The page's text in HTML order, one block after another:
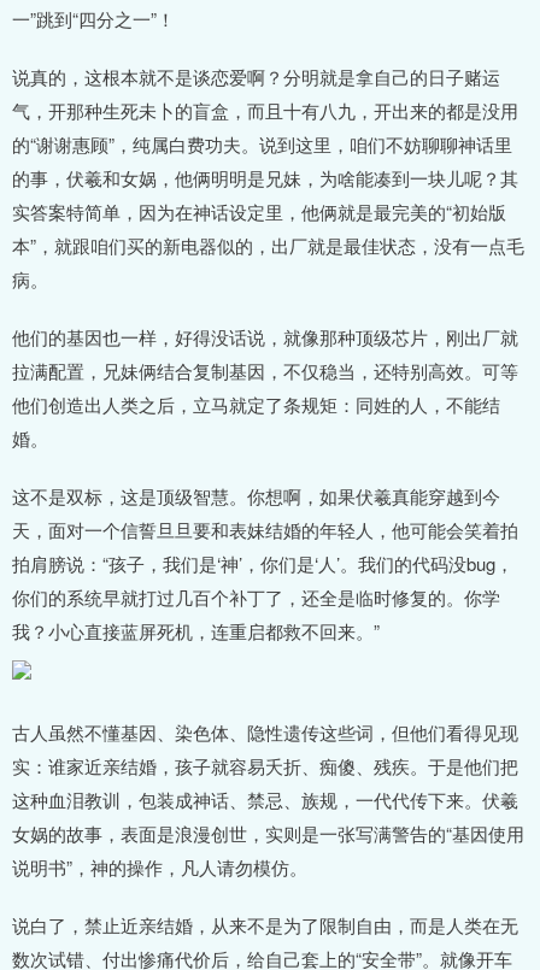
一”跳到“四分之一”！
说真的，这根本就不是谈恋爱啊？分明就是拿自己的日子赌运
气，开那种生死未卜的盲盒，而且十有八九，开出来的都是没用
的“谢谢惠顾”，纯属白费功夫。说到这里，咱们不妨聊聊神话里
的事，伏羲和女娲，他俩明明是兄妹，为啥能凑到一块儿呢？其
实答案特简单，因为在神话设定里，他俩就是最完美的“初始版
本”，就跟咱们买的新电器似的，出厂就是最佳状态，没有一点毛
病。
他们的基因也一样，好得没话说，就像那种顶级芯片，刚出厂就
拉满配置，兄妹俩结合复制基因，不仅稳当，还特别高效。可等
他们创造出人类之后，立马就定了条规矩：同姓的人，不能结
婚。
这不是双标，这是顶级智慧。你想啊，如果伏羲真能穿越到今
天，面对一个信誓旦旦要和表妹结婚的年轻人，他可能会笑着拍
拍肩膀说：“孩子，我们是‘神’，你们是‘人’。我们的代码没bug，
你们的系统早就打过几百个补丁了，还全是临时修复的。你学
我？小心直接蓝屏死机，连重启都救不回来。”
古人虽然不懂基因、染色体、隐性遗传这些词，但他们看得见现
实：谁家近亲结婚，孩子就容易夭折、痴傻、残疾。于是他们把
这种血泪教训，包装成神话、禁忌、族规，一代代传下来。伏羲
女娲的故事，表面是浪漫创世，实则是一张写满警告的“基因使用
说明书”，神的操作，凡人请勿模仿。
说白了，禁止近亲结婚，从来不是为了限制自由，而是人类在无
数次试错、付出惨痛代价后，给自己套上的“安全带”。就像开车